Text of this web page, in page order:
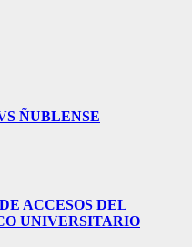
ÑUBLENSE
ACCESOS DEL
UNIVERSITARIO